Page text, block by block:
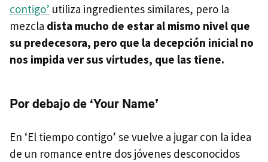
contigo’ utiliza ingredientes similares, pero la
mezcla dista mucho de estar al mismo nivel que
su predecesora, pero que la decepción inicial no
nos impida ver sus virtudes, que las tiene.
Por debajo de ‘Your Name’
En ‘El tiempo contigo’ se vuelve a jugar con la idea
de un romance entre dos jóvenes desconocidos